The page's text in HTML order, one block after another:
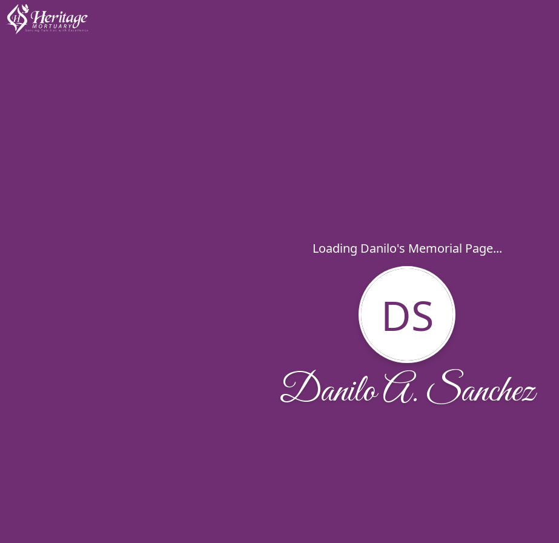
Loading Danilo's Memorial Page...
DS
Danilo A. Sanchez